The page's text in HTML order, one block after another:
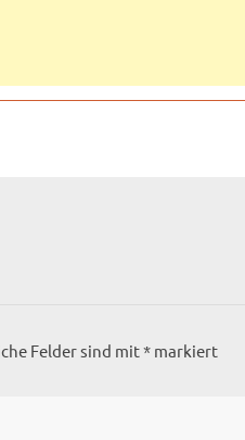
Felder sind mit* markiert